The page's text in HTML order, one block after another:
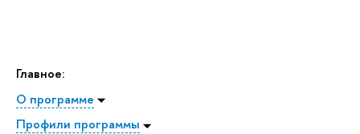
Главное:
О программе
Профили программы